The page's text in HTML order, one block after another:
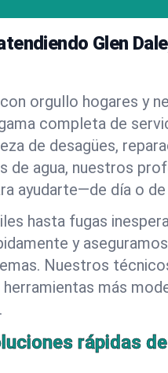
Glen
orgullo hogares y
completa de
de desagües,
de agua, nuestros
ayudarte—de día o de
hasta fugas
y
Nuestros
más
rápidas